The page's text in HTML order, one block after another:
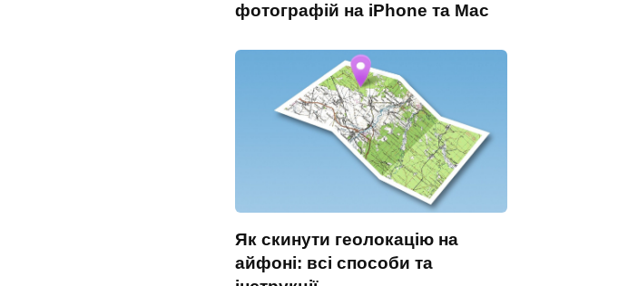
фотографій на iPhone та Mac
Як скинути геолокацію на
айфоні: всі способи та